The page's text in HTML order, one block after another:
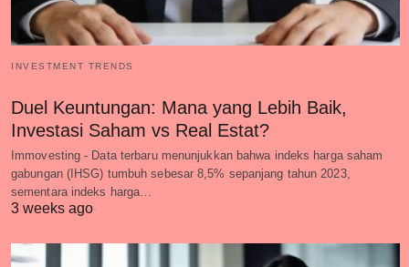
INVESTMENT TRENDS
Duel Keuntungan: Mana yang Lebih Baik,
Investasi Saham vs Real Estat?
Immovesting - Data terbaru menunjukkan bahwa indeks harga saham
gabungan (IHSG) tumbuh sebesar 8,5% sepanjang tahun 2023,
sementara indeks harga…
3 weeks ago